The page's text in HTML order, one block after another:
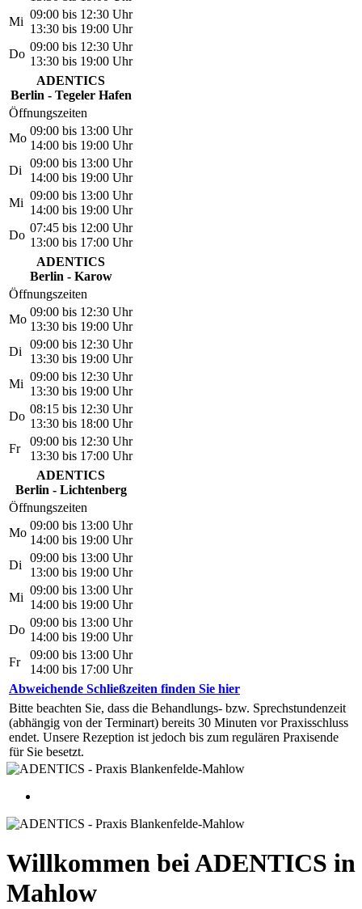
Mi
09:00 bis 12:30 Uhr
13:30 bis 19:00 Uhr
Do
09:00 bis 12:30 Uhr
13:30 bis 19:00 Uhr
ADENTICS
Berlin - Tegeler Hafen
Öffnungszeiten
Mo
09:00 bis 13:00 Uhr
14:00 bis 19:00 Uhr
Di
09:00 bis 13:00 Uhr
14:00 bis 19:00 Uhr
Mi
09:00 bis 13:00 Uhr
14:00 bis 19:00 Uhr
Do
07:45 bis 12:00 Uhr
13:00 bis 17:00 Uhr
ADENTICS
Berlin - Karow
Öffnungszeiten
Mo
09:00 bis 12:30 Uhr
13:30 bis 19:00 Uhr
Di
09:00 bis 12:30 Uhr
13:30 bis 19:00 Uhr
Mi
09:00 bis 12:30 Uhr
13:30 bis 19:00 Uhr
Do
08:15 bis 12:30 Uhr
13:30 bis 18:00 Uhr
Fr
09:00 bis 12:30 Uhr
13:30 bis 17:00 Uhr
ADENTICS
Berlin - Lichtenberg
Öffnungszeiten
Mo
09:00 bis 13:00 Uhr
14:00 bis 19:00 Uhr
Di
09:00 bis 13:00 Uhr
13:00 bis 19:00 Uhr
Mi
09:00 bis 13:00 Uhr
14:00 bis 19:00 Uhr
Do
09:00 bis 13:00 Uhr
14:00 bis 19:00 Uhr
Fr
09:00 bis 13:00 Uhr
14:00 bis 17:00 Uhr
Abweichende Schließzeiten finden Sie hier
Bitte beachten Sie, dass die Behandlungs- bzw. Sprechstundenzeit
(abhängig von der Terminart) bereits 30 Minuten vor Praxisschluss
endet. Unsere Rezeption ist jedoch bis zum regulären Praxisende
für Sie besetzt.
Willkommen bei ADENTICS in
Mahlow